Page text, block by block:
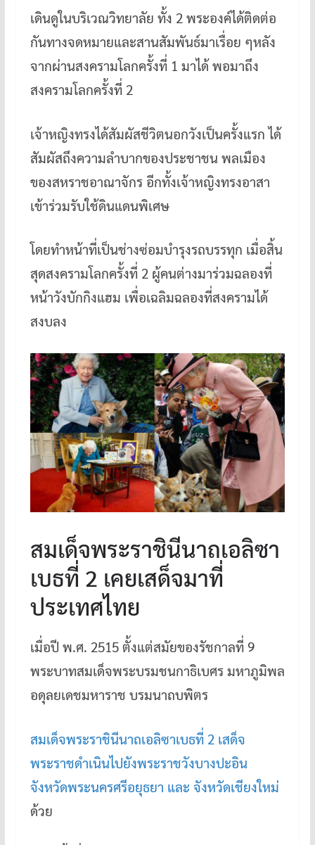
เดินดูในบริเวณวิทยาลัย ทั้ง 2 พระองค์ได้ติดต่อ
กันทางจดหมายและสานสัมพันธ์มาเรื่อย ๆหลัง
จากผ่านสงครามโลกครั้งที่ 1 มาได้ พอมาถึง
สงครามโลกครั้งที่ 2
เจ้าหญิงทรงได้สัมผัสชีวิตนอกวังเป็นครั้งแรก ได้
สัมผัสถึงความลำบากของประชาชน พลเมือง
ของสหราชอาณาจักร อีกทั้งเจ้าหญิงทรงอาสา
เข้าร่วมรับใช้ดินแดนพิเศษ
โดยทำหน้าที่เป็นช่างซ่อมบำรุงรถบรรทุก เมื่อสิ้น
สุดสงครามโลกครั้งที่ 2 ผู้คนต่างมาร่วมฉลองที่
หน้าวังบักกิงแฮม เพื่อเฉลิมฉลองที่สงครามได้
สงบลง
สมเด็จพระราชินีนาถเอลิซา
เบธที่ 2 เคยเสด็จมาที่
ประเทศไทย
เมื่อปี พ.ศ. 2515 ตั้งแต่สมัยของรัชกาลที่ 9
พระบาทสมเด็จพระบรมชนกาธิเบศร มหาภูมิพล
อดุลยเดชมหาราช บรมนาถบพิตร
สมเด็จพระราชินีนาถเอลิซาเบธที่ 2 เสด็จ
พระราชดำเนินไปยังพระราชวังบางปะอิน
จังหวัดพระนครศรีอยุธยา และ จังหวัดเชียงใหม่
ด้วย